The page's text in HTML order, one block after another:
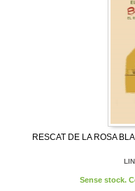
RESCAT DE LA ROSA
Sense stock.